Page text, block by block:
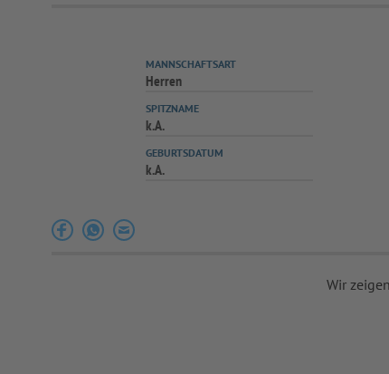
MANNSCHAFTSART
Herren
SPITZNAME
k.A.
GEBURTSDATUM
k.A.
Wir